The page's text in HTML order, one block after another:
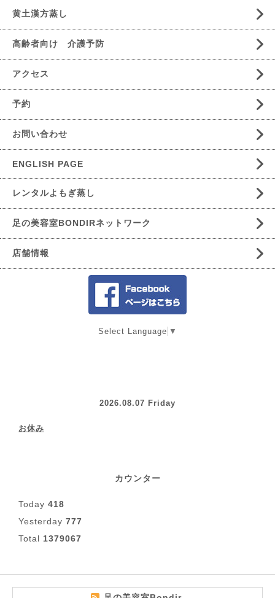
黄土漢方蒸し
高齢者向け 介護予防
アクセス
予約
お問い合わせ
ENGLISH PAGE
レンタルよもぎ蒸し
足の美容室BONDIRネットワーク
店舗情報
Select Language ▼
2026.08.07 Friday
お休み
カウンター
Today 418
Yesterday 777
Total 1379067